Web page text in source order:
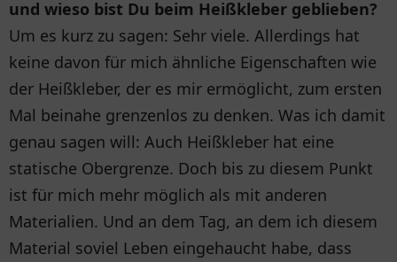
und wieso bist Du beim Heißkleber geblieben?
Um es kurz zu sagen: Sehr viele. Allerdings hat
keine davon für mich ähnliche Eigenschaften wie
der Heißkleber, der es mir ermöglicht, zum ersten
Mal beinahe grenzenlos zu denken. Was ich damit
genau sagen will: Auch Heißkleber hat eine
statische Obergrenze. Doch bis zu diesem Punkt
ist für mich mehr möglich als mit anderen
Materialien. Und an dem Tag, an dem ich diesem
Material soviel Leben eingehaucht habe, dass